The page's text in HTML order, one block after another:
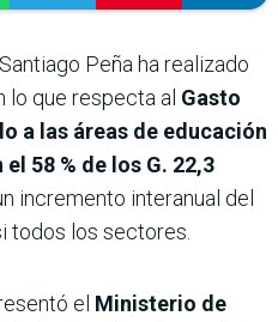
Peña ha realizado
lo que respecta al Gasto
a las áreas de educación
58 % de los G. 22,3
incremento interanual del
todos los sectores.
el Ministerio de